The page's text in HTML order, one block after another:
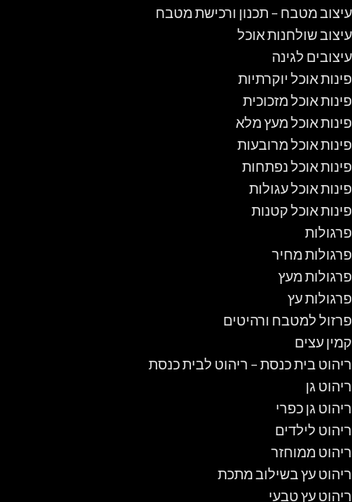
עיצוב מטבח – תכנון ורכישת מטבח
עיצוב שולחנות אוכל
עיצובים לגינה
פינות אוכל יוקרתיות
פינות אוכל מזכוכית
פינות אוכל מעץ מלא
פינות אוכל מרובעות
פינות אוכל נפתחות
פינות אוכל עגולות
פינות אוכל קטנות
פרגולות
פרגולות מחיר
פרגולות מעץ
פרגולות עץ
פרזול למטבח ורהיטים
קמין עצים
ריהוט בית כנסת – ריהוט לבית כנסת
ריהוט גן
ריהוט גן כפרי
ריהוט לילדים
ריהוט ממוחזר
ריהוט עץ בשילוב מתכת
ריהוט עץ טבעי